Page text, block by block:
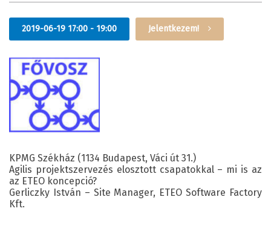
2019-06-19 17:00 - 19:00 Jelentkezem!
KPMG Székház (1134 Budapest, Váci út 31.)
Agilis projektszervezés elosztott csapatokkal – mi is az
az ETEO koncepció?
Gerliczky István – Site Manager, ETEO Software Factory
Kft.